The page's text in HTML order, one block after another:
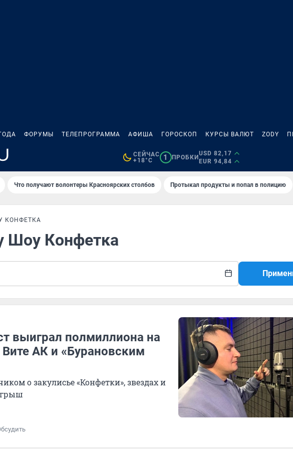
ФОРУМЫ ТЕЛЕПРОГРАММА АФИША ГОРОСКОП КУРСЫ ВАЛЮТ ZODY
СЕЙЧАС
+18°C
1 ПРОБКИ
USD 82,17
EUR 94,84
Что получают волонтеры Красноярских столбов Протыкал продукты и попал в полицию
КОНФЕТКА
Шоу Конфетка
выиграл полмиллиона на
АК и «Бурановским
о закулисье «Конфетки», звездах и